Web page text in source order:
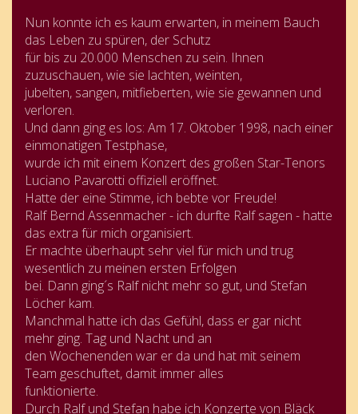
Nun konnte ich es kaum erwarten, in meinem Bauch
das Leben zu spüren, der Schutz
für bis zu 20.000 Menschen zu sein. Ihnen
zuzuschauen, wie sie lachten, weinten,
jubelten, sangen, mitfieberten, wie sie gewannen und
verloren.
Und dann ging es los: Am 17. Oktober 1998, nach einer
einmonatigen Testphase,
wurde ich mit einem Konzert des großen Star-Tenors
Luciano Pavarotti offiziell eröffnet.
Hatte der eine Stimme, ich bebte vor Freude!
Ralf Bernd Assenmacher - ich durfte Ralf sagen - hatte
das extra für mich organisiert.
Er machte überhaupt sehr viel für mich und trug
wesentlich zu meinen ersten Erfolgen
bei. Dann ging´s Ralf nicht mehr so gut, und Stefan
Löcher kam.
Manchmal hatte ich das Gefühl, dass er gar nicht
mehr ging. Tag und Nacht und an
den Wochenenden war er da und hat mit seinem
Team geschuftet, damit immer alles
funktionierte.
Durch Ralf und Stefan habe ich Konzerte von Bläck